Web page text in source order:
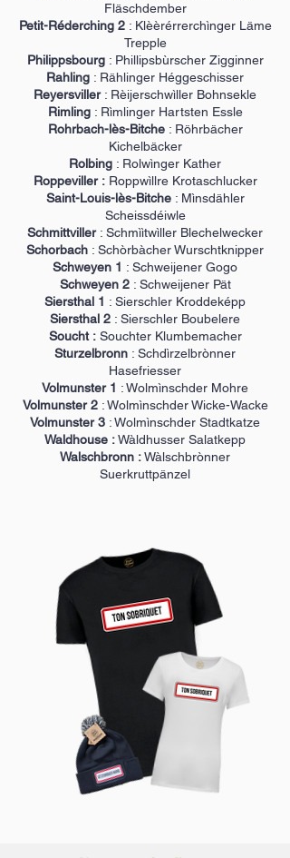
Fläschdember
Petit-Réderching 2: Klèèrérrerchìnger Läme
Trepple
Philippsbourg : Phillipsbùrscher Zigginner
Rahling : Rählinger Héggeschisser
Reyersviller: Rèijerschwìller Bohnsekle
Rimling : Rìmlinger Hartsten Essle
Rohrbach-lès-Bitche : Röhrbächer
Kichelbäcker
Rolbing : Rolwìnger Kather
Roppeviller :Roppwìllre Krotaschlucker
Saint-Louis-lès-Bitche: Mìnsdähler
Scheissdéiwle
Schmittviller : Schmììtwìller Blechelwecker
Schorbach : Schòrbàcher Wurschtknipper
Schweyen 1 : Schweijener Gogo
Schweyen 2 : Schweijener Pät
Siersthal 1 : Sierschler Kroddeképp
Siersthal 2 : Sierschler Boubelere
Soucht :Souchter Klumbemacher
Sturzelbronn : Schdìrzelbrònner
Hasefriesser
Volmunster 1 : Wolmìnschder Mohre
Volmunster 2: Wolmìnschder Wicke-Wacke
Volmunster 3 : Wolmìnschder Stadtkatze
Waldhouse :Wàldhusser Salatkepp
Walschbronn :Wàlschbrònner
Suerkruttpänzel